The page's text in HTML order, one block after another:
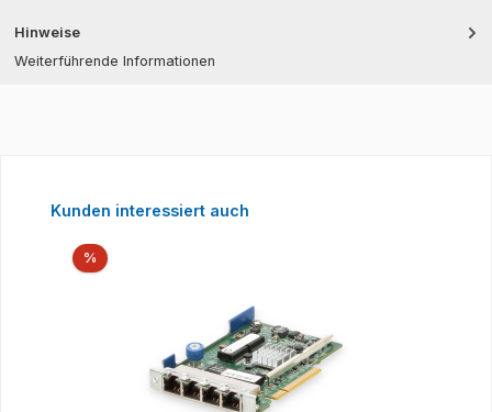
Hinweise
Weiterführende Informationen
Produktgalerie überspringen
Kunden interessiert auch
%Rabatt